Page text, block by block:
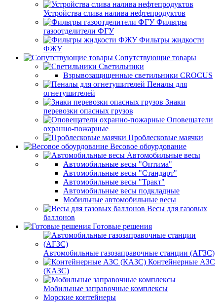
Устройства слива налива нефтепродуктов
Фильтры
газоотделители ФГУ
Фильтры жидкости
ФЖУ
Сопутствующие товары
Светильники
Взрывозащищенные светильники CROCUS
Пеналы для
огнетушителей
Знаки
перевозки опасных грузов
Оповещатели
охранно-пожарные
Проблесковые маячки
Весовое обоурдование
Автомобильные весы
Автомобильные весы "Оптима"
Автомобильные весы "Стандарт"
Автомобильные весы "Тракт"
Автомобильные весы подкладные
Мобильные автомобильные весы
Весы для газовых
баллонов
Готовые решения
Автомобильные газозаправочные станции (АГЗС)
Контейнерные АЗС
(КАЗС)
Мобильные заправочные комплексы
Морские контейнеры